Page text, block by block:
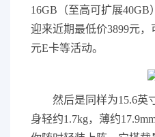
16GB（至高可扩展40GB
迎来近期最低价3899元
元E卡等活动。
然后是同样为15.6英
身轻约1.7kg，薄约